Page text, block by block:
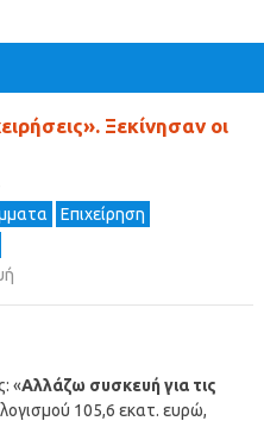
Ξεκίνησαν οι
Επιχείρηση
«Αλλάζω συσκευή για τις
105,6 εκατ. ευρώ,